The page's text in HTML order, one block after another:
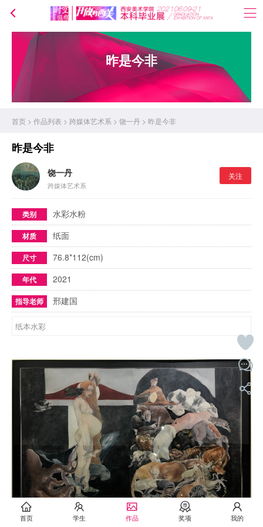
首页 学生 作品 奖项 我的
昨是今非
首页 > 作品列表 > 跨媒体艺术系 > 饶一丹 > 昨是今非
昨是今非
饶一丹
跨媒体艺术系
关注
类别 水彩水粉
材质 纸面
尺寸 76.8*112(cm)
年代 2021
指导老师 邢建国
纸本水彩